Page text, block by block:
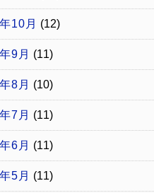
10月 (12)
9月 (11)
8月 (10)
7月 (11)
6月 (11)
5月 (11)